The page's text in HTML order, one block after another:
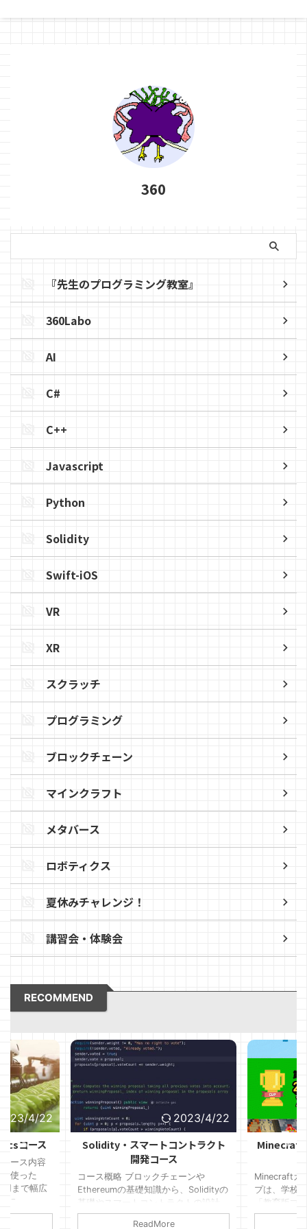
うことが、これからの人生に役に
360
『先生のプログラミング教室』
360Labo
AI
C#
C++
Javascript
Python
Solidity
Swift-iOS
VR
XR
スクラッチ
プログラミング
ブロックチェーン
マインクラフト
メタバース
ロボティクス
夏休みチャレンジ！
講習会・体験会
RECOMMEND
4/22
コース
ース内容
使った
まで幅広
に、
、
2023/4/22
Solidity・スマートコントラクト
開発コース
コース概略 ブロックチェーンや
Ethereumの基礎知識から、Solidityの
基礎やスマートコントラクトの設計、
TruffleやWeb3.jsを使った開発、
ReadMore
Minecraftカ
プは、学校
「教育版マ
作品を全国